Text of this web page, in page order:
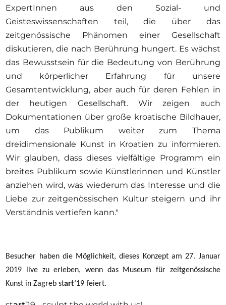
ExpertInnen aus den Sozial- und
Geisteswissenschaften teil, die über das
zeitgenössische Phänomen einer Gesellschaft
diskutieren, die nach Berührung hungert. Es wächst
das Bewusstsein für die Bedeutung von Berührung
und körperlicher Erfahrung für unsere
Gesamtentwicklung, aber auch für deren Fehlen in
der heutigen Gesellschaft. Wir zeigen auch
Dokumentationen über große kroatische Bildhauer,
um das Publikum weiter zum Thema
dreidimensionale Kunst in Kroatien zu informieren.
Wir glauben, dass dieses vielfältige Programm ein
breites Publikum sowie Künstlerinnen und Künstler
anziehen wird, was wiederum das Interesse und die
Liebe zur zeitgenössischen Kultur steigern und ihr
Verständnis vertiefen kann."
Besucher haben die Möglichkeit, dieses Konzept am 27. Januar
2019 live zu erleben, wenn das Museum für zeitgenössische
Kunst in Zagreb start‘19 feiert.